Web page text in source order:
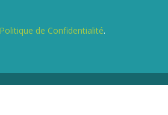
Politique de Confidentialité.